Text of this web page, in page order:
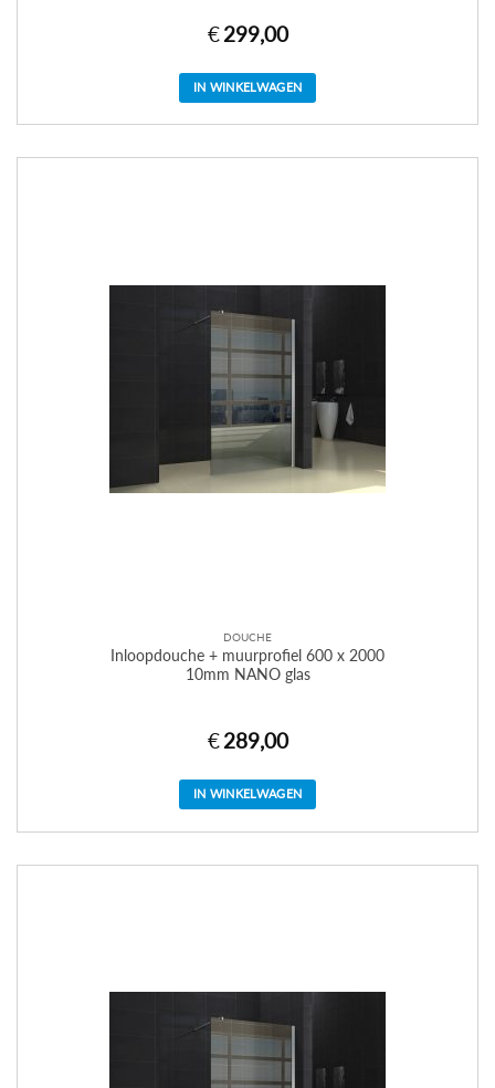
€ 299,00
IN WINKELWAGEN
DOUCHE
Inloopdouche + muurprofiel 600 x 2000
10mm NANO glas
€ 289,00
IN WINKELWAGEN